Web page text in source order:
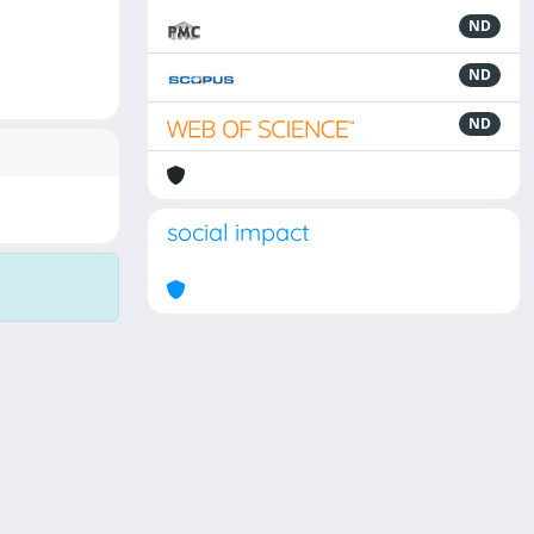
ND
ND
ND
social impact